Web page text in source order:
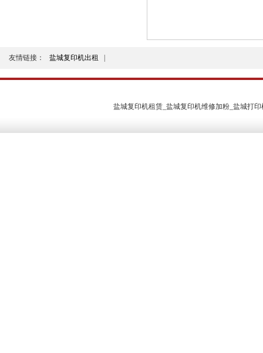
友情链接： 盐城复印机出租
盐城复印机租赁_盐城复印机维修加粉_盐城打印